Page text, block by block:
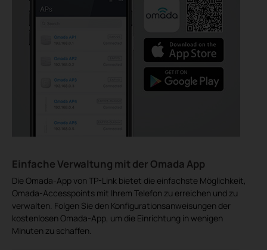
Einfache Verwaltung mit der Omada App
Die Omada-App von TP-Link bietet die einfachste Möglichkeit,
Omada-Accesspoints mit Ihrem Telefon zu erreichen und zu
verwalten. Folgen Sie den Konfigurationsanweisungen der
kostenlosen Omada-App, um die Einrichtung in wenigen
Minuten zu schaffen.